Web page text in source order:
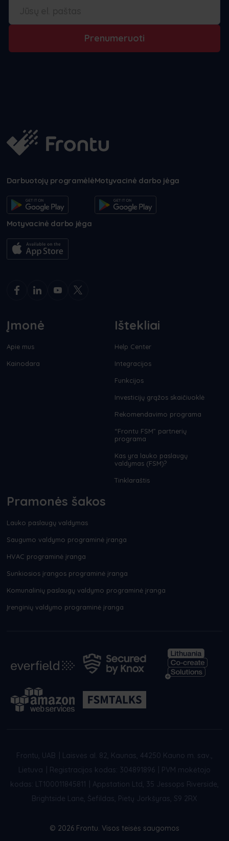
Prenumeruoti
Darbuotojų programėlėMotyvacinė darbo jėga
Motyvacinė darbo jėga
Įmonė
Apie mus
Kainodara
Ištekliai
Help Center
Integracijos
Funkcijos
Investicijų grąžos skaičiuoklė
Rekomendavimo programa
“Frontu FSM” partnerių
programa
Kas yra lauko paslaugų
valdymas (FSM)?
Tinklaraštis
Pramonės šakos
Lauko paslaugų valdymas
Saugumo valdymo programinė įranga
HVAC programinė įranga
Sunkiosios įrangos programinė įranga
Komunalinių paslaugų valdymo programinė įranga
Įrenginių valdymo programinė įranga
Frontu, UAB
Laisvės al. 82, Kaunas, 44250 Kauno m. sav.,
Lietuva
Registracijos kodas: 304891896
PVM mokėtojo
kodas: LT100011845811
Appstation Ltd, 35 Jessops Riverside,
Brightside Lane, Šefildas, Pietų Jorkšyras, S9 2RX
© 2026 Frontu. Visos teisės saugomos